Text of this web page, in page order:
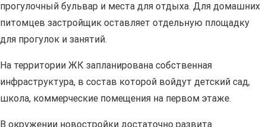
прогулочный бульвар и места для отдыха. Для домашних
питомцев застройщик оставляет отдельную площадку
для прогулок и занятий.
На территории ЖК запланирована собственная
инфраструктура, в состав которой войдут детский сад,
школа, коммерческие помещения на первом этаже.
В окружении новостройки достаточно развита